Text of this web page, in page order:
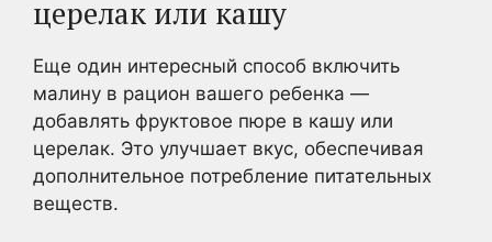
церелак или кашу
Еще один интересный способ включить
малину в рацион вашего ребенка —
добавлять фруктовое пюре в кашу или
церелак. Это улучшает вкус, обеспечивая
дополнительное потребление питательных
веществ.